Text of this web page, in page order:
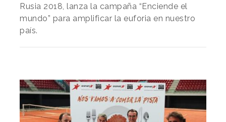
Rusia 2018, lanza la campaña “Enciende el
mundo” para amplificar la euforia en nuestro
país.